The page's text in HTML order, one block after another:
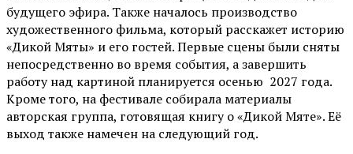
будущего эфира. Также началось производство
художественного фильма, который расскажет историю
«Дикой Мяты» и его гостей. Первые сцены были сняты
непосредственно во время события, а завершить
работу над картиной планируется осенью 2027 года.
Кроме того, на фестивале собирала материалы
авторская группа, готовящая книгу о «Дикой Мяте». Её
выход также намечен на следующий год.